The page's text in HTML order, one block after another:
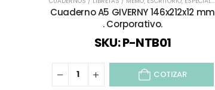
Cuaderno A5 GIVERNY 146x212x12 mm
. Corporativo.
SKU: P-NTB01
COTIZAR